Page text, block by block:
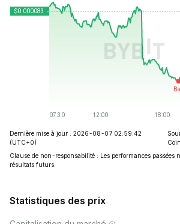
Dernière mise à jour : 2026-08-07 02:59:42
(UTC+0)
Clause de non-responsabilité : Les performances passées
résultats futurs.
Statistiques des prix